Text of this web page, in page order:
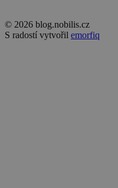
© 2026 blog.nobilis.cz
S radostí vytvořil emorfiq